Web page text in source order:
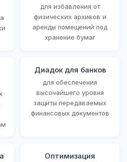
для избавления от
физических архивов и
аренды помещений под
хранение бумаг
Диадок для банков
для обеспечения
высочайшего уровня
защиты передаваемых
финансовых документов
Оптимизация